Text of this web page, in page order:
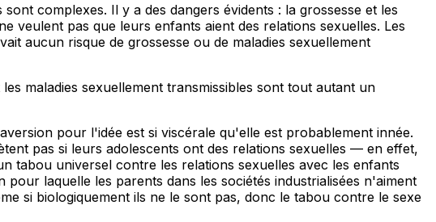
complexes. Il y a des dangers évidents : la grossesse et les
veulent pas que leurs enfants aient des relations sexuelles. Les
aucun risque de grossesse ou de maladies sexuellement
maladies sexuellement transmissibles sont tout autant un
pour l'idée est si viscérale qu'elle est probablement innée.
pas si leurs adolescents ont des relations sexuelles — en effet,
tabou universel contre les relations sexuelles avec les enfants
laquelle les parents dans les sociétés industrialisées n'aiment
si biologiquement ils ne le sont pas, donc le tabou contre le sexe